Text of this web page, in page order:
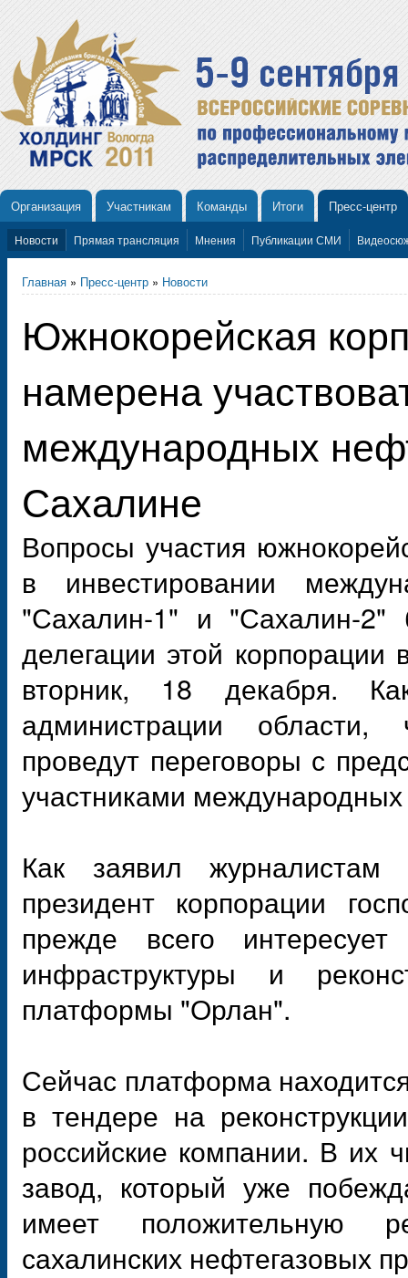
Организация Участникам Команды Итоги Пресс-центр
Новости Прямая трансляция Мнения Публикации СМИ
Главная » Пресс-центр » Новости
Южнокорейская
намерена
международных
Сахалине
Вопросы участия
в инвестировании
"Сахалин-1" и "Сахалин-2"
делегации этой
вторник, 18 декабря.
администрации области,
проведут переговоры с
участниками
Как заявил
президент корпорации
прежде всего
инфраструктуры и
платформы "Орлан".
Сейчас платформа
в тендере на
российские компании. В их
завод, который уже
имеет положительную
сахалинских нефтегазовых